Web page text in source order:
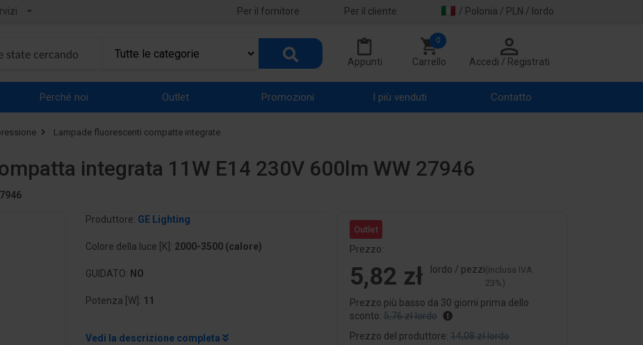
Per il fornitore Per il cliente / Polonia / PLN / lordo
Appunti Carrello
0
Accedi / Registrati
Perché noi Outlet Promozioni I più venduti Contatto
Lampade fluorescenti compatte integrate
integrata 11W E14 230V 600lm WW 27946
Produttore: GE Lighting
Colore della luce [K]: 2000-3500 (calore)
GUIDATO: NO
Potenza [W]: 11
Vedi la descrizione completa
Outlet
Prezzo:
5,82 zł lordo / pezzi(inclusa IVA
23%)
Prezzo più basso da 30 giorni prima dello
sconto: 5,76 zł lordo
Prezzo del produttore: 14,08 zł lordo